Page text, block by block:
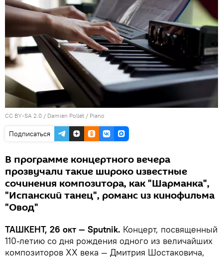
CC BY-SA 2.0 / Damien Pollet / Piano
Подписаться
В программе концертного вечера
прозвучали такие широко известные
сочинения композитора, как "Шарманка",
"Испанский танец", романс из кинофильма
"Овод"
ТАШКЕНТ, 26 окт — Sputnik. Концерт, посвященный
110-летию со дня рождения одного из величайших
композиторов ХХ века — Дмитрия Шостаковича,